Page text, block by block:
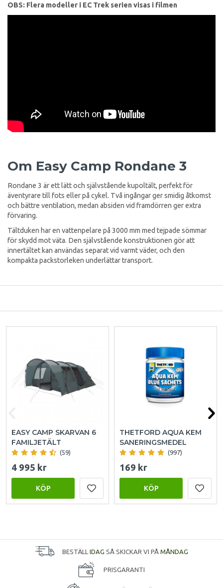
OBS: Flera modeller i EC Trek serien visas i filmen
Om Easy Camp Rondane 3
Rondane 3 är ett lätt och självstående kupoltält, perfekt för
äventyrare till fots eller på cykel. Två ingångar ger smidig åtkomst
och bättre ventilation, medan absiden vid framdörren ger extra
förvaring.
Tältduken har en vattenpelare på 3000 mm med tejpade sömmar
för skydd mot väta. Den självstående konstruktionen gör att
innertältet kan användas separat vid varmt väder, och den
kompakta packstorleken underlättar transport.
EASY CAMP SKARVAN 6
FAMILJETÄLT
(59)
4 995 kr
KÖP
THETFORD AQUA KEM
SANERINGSMEDEL
(997)
169 kr
KÖP
BESTÄLL IDAG SÅ SKICKAR VI PÅ MÅNDAG
PRISGARANTI